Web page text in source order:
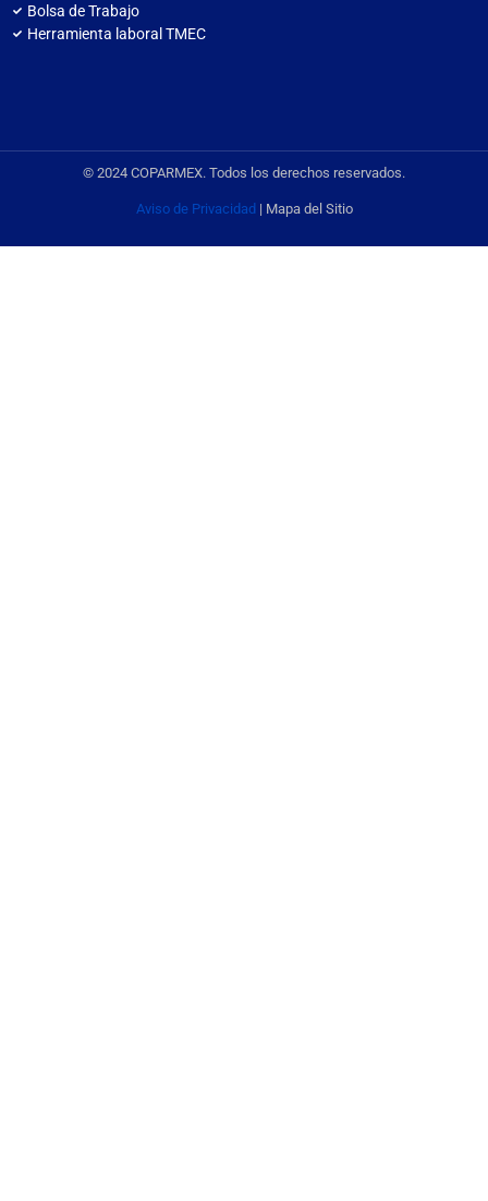
Bolsa de Trabajo
Herramienta laboral TMEC
© 2024 COPARMEX. Todos los derechos reservados.
Aviso de Privacidad | Mapa del Sitio